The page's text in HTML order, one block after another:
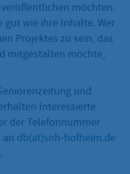
möchten.
gut wie ihre Inhalte. Wer
Projektes zu sein, das
mitgestalten möchte,
und
Interessierte
der Telefonnummer
db(at)snh-hofheim.de